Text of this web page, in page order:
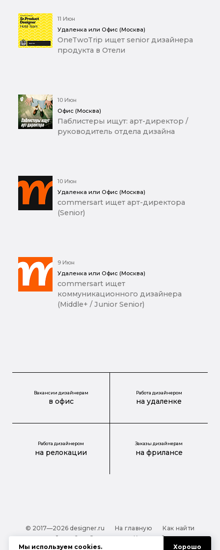
11 Июн
Удаленка или Офис (Москва)
OneTwoTrip ищет senior дизайнера
продукта в Отели
10 Июн
Офис (Москва)
Паблистеры ищут: арт-директор /
руководитель отдела дизайна
10 Июн
Удаленка или Офис (Москва)
commersart ищет арт-директора
(Senior)
9 Июн
Удаленка или Офис (Москва)
commersart ищет
коммуникационного дизайнера
(Middle+ / Junior Senior)
Вакансии дизайнерам
в офис
Работа дизайнером
на удаленке
Работа дизайнером
на релокации
Заказы дизайнерам
на фрилансе
© 2017—2026 designer.ru На главную
Как найти
дизайнера?
О проекте
Карта сайта
Обработка персональных данных
Файлы cookie
Мы используем cookies. Хорошо